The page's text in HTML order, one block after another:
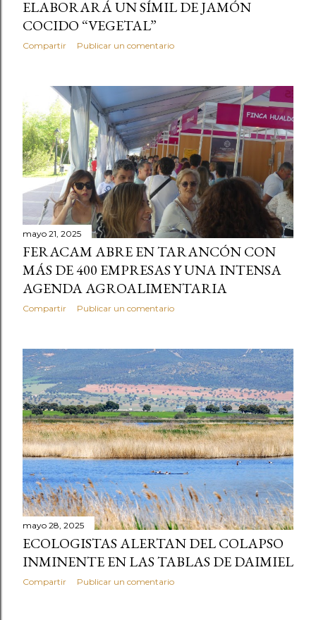
ELABORARÁ UN SÍMIL DE JAMÓN
COCIDO “VEGETAL”
Compartir Publicar un comentario
mayo 21, 2025
FERACAM ABRE EN TARANCÓN CON
MÁS DE 400 EMPRESAS Y UNA INTENSA
AGENDA AGROALIMENTARIA
Compartir Publicar un comentario
mayo 28, 2025
ECOLOGISTAS ALERTAN DEL COLAPSO
INMINENTE EN LAS TABLAS DE DAIMIEL
Compartir Publicar un comentario